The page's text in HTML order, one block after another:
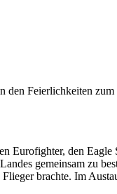
den Feierlichkeiten zum
Eurofighter, den Eagle
gemeinsam zu
brachte. Im